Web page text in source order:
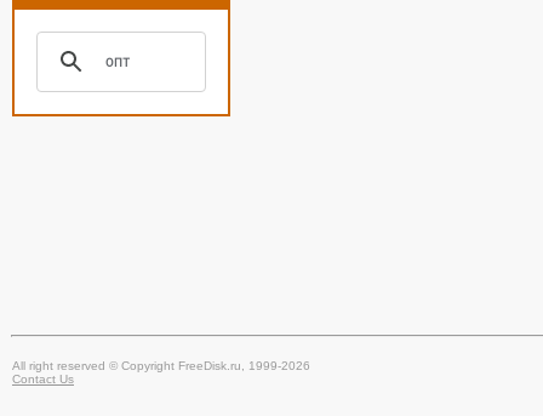
All right reserved © Copyright FreeDisk.ru, 1999-2026
Contact Us